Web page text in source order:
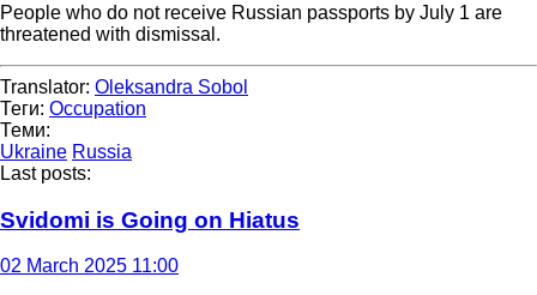
People who do not receive Russian passports by July 1 are
threatened with dismissal.
Translator: Oleksandra Sobol
Теги: Occupation
Теми:
Ukraine Russia
Last posts:
Svidomi is Going on Hiatus
02 March 2025 11:00